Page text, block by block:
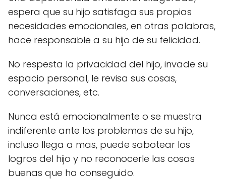
espera que su hijo satisfaga sus propias
necesidades emocionales, en otras palabras,
hace responsable a su hijo de su felicidad.
No respesta la privacidad del hijo, invade su
espacio personal, le revisa sus cosas,
conversaciones, etc.
Nunca está emocionalmente o se muestra
indiferente ante los problemas de su hijo,
incluso llega a mas, puede sabotear los
logros del hijo y no reconocerle las cosas
buenas que ha conseguido.